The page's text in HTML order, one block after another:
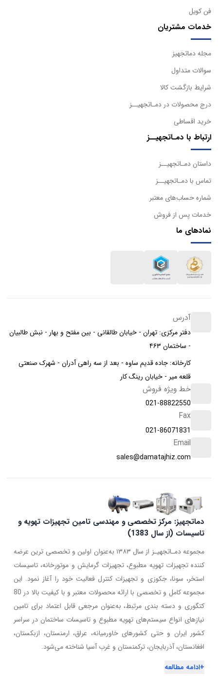
فن کویل
خدمات مشتریان
مجله دماتجهیز
سوالات متداول
شرایط بازگشت کالا
درج محصولات در دمـاتجهیــز
خرید اقساطی
ارتباط با دمـاتجهیــز
داستان دمـاتجهیــز
تماس با دمـاتجهیــز
شماره حساب‌های معتبر
خدمات پس از فروش
نمادهای ما
آدرس
دفتر مرکزی: تهران - خیابان طالقانی - بین مفتح و بهار - نبش طالبیان
- ساختمان ۴۶۳
کارخانه: جاده قدیم ساوه - بعد از سه راهی آدران - شهرک صنعتی
قلعه میر - خیابان رینگ کار
خط ویژه فروش
021-88822550
Fax
021-86071831
Email
sales@damatajhiz.com
دماتجهیز: مرکز تخصصی و مهندسی تامین تجهیزات تهویه و
تاسیسات (از سال 1383)
مجموعه دمـاتجهیـز از سال ۱۳۸۳ به‌عنوان اولین و تخصصی ترین عرضه
کننده تجهیزات تهویه مطبوع، تجهیزات گرمایش و موتورخانه، تاسیسات
استخر، سونا، جکوزی و تجهیزات کنترل فعالیت خود را آغاز نمود. این
مجموعه کامل و تخصصی با ارائه محصولات معتبر و با کیفیت بالا در 80
کتگوری و دسته بندی مرتبط، به‌عنوان مرجعی قابل اعتماد برای تامین
نیازهای انواع سیستم‌های تهویه مطبوع و تاسیسات ساختمان در سراسر
کشور ایران و حتی کشورهای خاورمیانه، عراق، ارمنستان، ازبکستان،
افغانستان، آذربایجان، ترکمنستان و غرب آسیا شناخته می‌شود.
+ادامه مطالعه